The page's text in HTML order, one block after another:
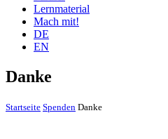
Lernmaterial
Mach mit!
DE
EN
Danke
Startseite Spenden Danke